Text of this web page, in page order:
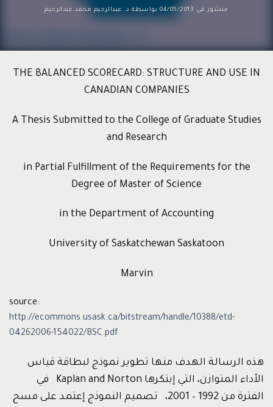
منشور في 04/05/2013 بواسطة د. عبدالرحيم محمد عبدالرحيم
THE BALANCED SCORECARD: STRUCTURE AND USE IN
CANADIAN COMPANIES
A Thesis Submitted to the College of Graduate Studies
and Research
in Partial Fulfillment of the Requirements for the
Degree of Master of Science
in the Department of Accounting
University of Saskatchewan Saskatoon
Marvin
source:
http://ecommons.usask.ca/bitstream/handle/10388/etd-
04262006-154022/BSC.pdf
هذه الرسالة الهدف منها تطوير نموذج لبطاقة قياس
الأداء المتوازن، التي إبتكرها Kaplan and Norton في
الفترة من 1992 – 2001، تصميم النموذج إعتمد على مسح